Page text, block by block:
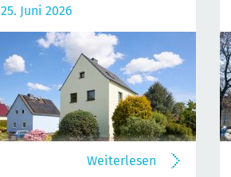
25. Juni 2026
Weiterlesen